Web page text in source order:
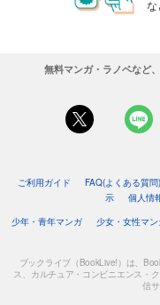
な
無料マンガ・ラノベなど
ご利用ガイド FAQ(よくある質問)
示
個人情
少年・青年マンガ
少女・女性マ
ブックライブ（BookLive!）は、
ス、カルチュア・コンビニエンス・
信